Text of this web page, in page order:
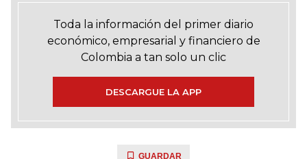
Toda la información del primer diario
económico, empresarial y financiero de
Colombia a tan solo un clic
DESCARGUE LA APP
GUARDAR